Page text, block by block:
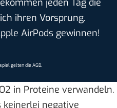
jeden Tag die
ihren Vorsprung.
AirPods gewinnen!
gelten dieAGB.
in Proteine verwandeln.
keinerlei negative